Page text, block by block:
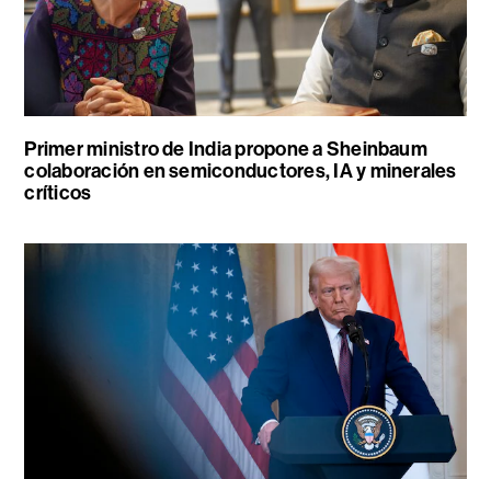
Primer ministro de India propone a Sheinbaum
colaboración en semiconductores, IA y minerales
críticos